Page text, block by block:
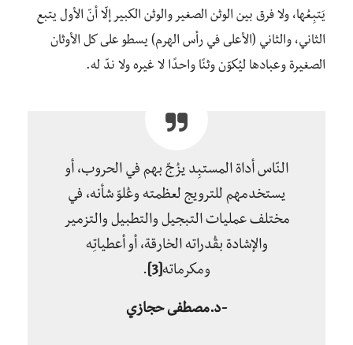
يَتبِعُها، ولا فرق بين الوثن الصغير والوثن الكبير إلّا أنّ الأول يتبع
الثاني، والثاني (الأعلى في رأس الهرم) يسطو على كل الأوثان
الصغيرة وعبادها ليُكوّن وثنًا واحدًا لا غيره ولا ندّ له.
النّاس أداة المستبِد يزُجّ بهم في الحروب، أو
يستخدمهم للترويج لعظمته وعُلوّ شأنه، في
مختلف عمليات التبجيل والتطبيل والتزمير
والإشادة بقُدراته الخارقة، أو أعطياتِه
ومكرماته[3]
.
-د.مصطفى حجازي